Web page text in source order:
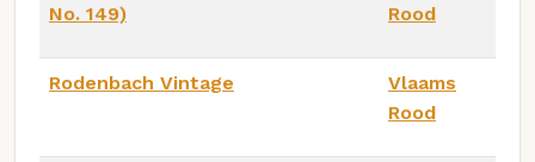
No. 149)
Rood
Rodenbach Vintage
Vlaams
Rood